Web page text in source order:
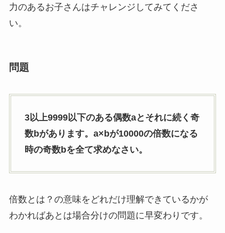
力のあるお子さんはチャレンジしてみてくださ
い。
問題
3以上9999以下のある偶数aとそれに続く奇
数bがあります。a×bが10000の倍数になる
時の奇数bを全て求めなさい。
倍数とは？の意味をどれだけ理解できているかが
わかればあとは場合分けの問題に早変わりです。